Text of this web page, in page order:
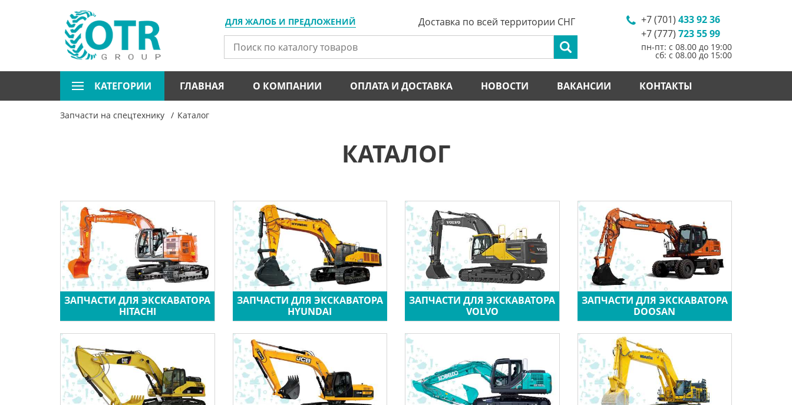
ДЛЯ ЖАЛОБ И ПРЕДЛОЖЕНИЙ +7 (701) 433 92 36
+7 (777) 723 55 99
пн-пт: с 08.00 до 19:00
сб: с 08.00 до 15:00
Доставка по всей территории СНГ
КАТЕГОРИИ ГЛАВНАЯ О КОМПАНИИ ОПЛАТА И ДОСТАВКА НОВОСТИ ВАКАНСИИ КОНТАКТЫ
Запчасти на спецтехнику Каталог
КАТАЛОГ
ЗАПЧАСТИ ДЛЯ ЭКСКАВАТОРА
HITACHI
ЗАПЧАСТИ ДЛЯ ЭКСКАВАТОРА
HYUNDAI
ЗАПЧАСТИ ДЛЯ ЭКСКАВАТОРА
VOLVO
ЗАПЧАСТИ ДЛЯ ЭКСКАВАТОРА
DOOSAN